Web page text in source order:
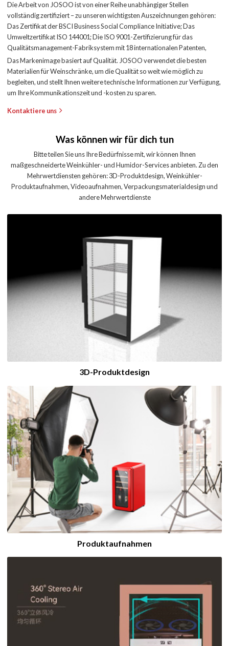
Die Arbeit von JOSOO ist von einer Reihe unabhängiger Stellen
vollständig zertifiziert – zu unseren wichtigsten Auszeichnungen gehören:
Das Zertifikat der BSCI Business Social Compliance Initiative; Das
Umweltzertifikat ISO 144001; Die ISO 9001-Zertifizierung für das
Qualitätsmanagement-Fabriksystem mit 18 internationalen Patenten,
Das Markenimage basiert auf Qualität. JOSOO verwendet die besten
Materialien für Weinschränke, um die Qualität so weit wie möglich zu
begleiten, und stellt Ihnen weitere technische Informationen zur Verfügung,
um Ihre Kommunikationszeit und -kosten zu sparen.
Kontaktiere uns
Was können wir für dich tun
Bitte teilen Sie uns Ihre Bedürfnisse mit, wir können Ihnen
maßgeschneiderte Weinkühler- und Humidor-Services anbieten. Zu den
Mehrwertdiensten gehören: 3D-Produktdesign, Weinkühler-
Produktaufnahmen, Videoaufnahmen, Verpackungsmaterialdesign und
andere Mehrwertdienste
3D-Produktdesign
Produktaufnahmen